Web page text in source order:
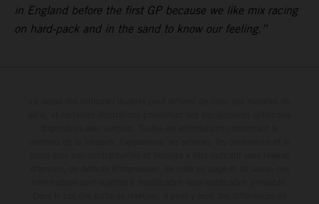
in England before the first GP because we like mix racing
on hard-pack and in the sand to know our feeling.”